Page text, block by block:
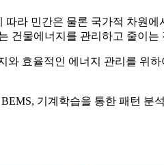
라 민간은 물론 국가적 차원
건물에너지를 관리하고 줄이
와 효율적인 에너지 관리를
기계학습을 통한 패턴